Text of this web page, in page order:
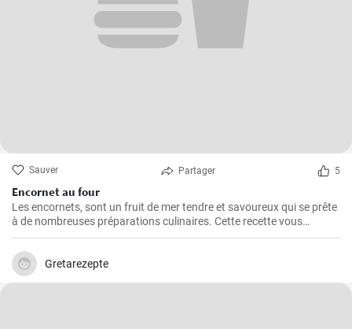
Sauver Partager 5
Encornet au four
Les encornets, sont un fruit de mer tendre et savoureux qui se prête
à de nombreuses préparations culinaires. Cette recette vous
guidera à travers les étapes pour préparer des encornets farcis avec
une garniture de légumes et de riz.
Gretarezepte